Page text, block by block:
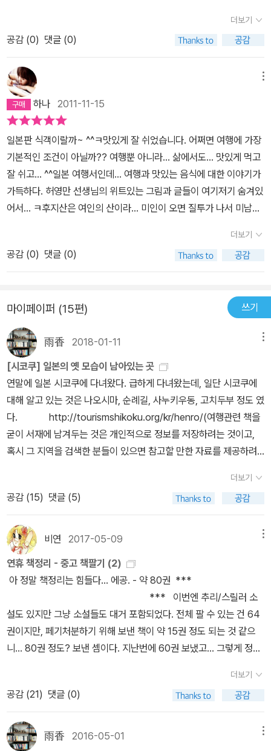
망 원했던 일본의 한 어촌 이야기가 배경이었다. 알고 보니 그곳 마을
이름이 '오바마'였던 것이다. 온천욕을 마치고 오바마 얼굴이 인쇄된
수건으로 젖은 발을 씻고 나온다고 한다. 하하하... 우리나라엔 각하
이름을 딴 온천 어디 없을까? 그분께 헌신하는 마음으로 발을 닦아드
릴 수 있는데 말이다. 고야산의 본당은 1200년 전부터 짓기 시작했
다는데, 80년 걸려 지은 건물이 50년 지나서 벼락으로 소실되었고,
다시 짓는데 100년이 걸렸는데 50년 후 또 벼락을 맞았다고 한다.
그렇게 재건에 재건을 7번 거듭.... 세상에... 허영만 샘 반응처럼 정말
신앙심이 부족했나??? 마쓰야마 성은 17세기 초에 세워졌는데, 천수
각을 비롯한 21채의 건물이 중요문화재로 지정되어 있다고 한다. 단
한 번도 전쟁이 일어나지 않아 보존 상태가 전국에서 으뜸인데, 안타
깝게도 천수각은 낙뢰로 소실됐다가 1854년에 재건됐다고... 이래저
처럼 보이지만 속에 든 것은 참치다. 사진이 광택이 없어서 대체로 미
른쪽 기다란 그림은 삼나무를 그린 것인데 그림에서 빛이 났다! 유머
감각을 동원한 그림이 아니라 화가처럼 그렸다. 삼나무가 얼마나 곧
고 큰 나무인지 실감이 났다. 만화가 신일숙의 '정령을 믿으십니
까?'도 살짝 떠올랐다. 수령 7200년을 자랑하는 삼나무도 있다고 하
니 정령이 살고 있다고 해도 그럴싸 하지 않을까. 해산물을 좋아하
지 않고 회를 먹지 않는 나로서는 초밥도 즐기는 편이 아니다. 게 중에
먹는 거라면 날치알초밥 정도? 그래서 초밥을 먹는 고수의 방법 따위
는 그닥 관심이 없지만, 그래도 재밌어서 한 컷 찍어봤다. 초밥의 달인
등장이요! 남녀혼탕에 대한 우리의 관심은 각별하다. 잘못 알려진 사
실도 많고, 일본 내에서도 변화가 있었기에 혼란은 더 컸을 것이다. 친
치 야외에 나가 있는 느낌을 준 게 좋아보였다. 난데없이 안압지가 떠
오르지 뭔가. 마지막 그림은 허걱 했던 장면이다. 저 한 칸에 무려 4
명이 앉는다니, 내 보기엔 혼자 앉으면 딱 좋을 크기구만! 무릎 꿇고
앉아야만 넷이 앉을 수 있겠다. 아, 생각만 해도 아찔하다. 무릎 꿇고
앉는 것에 익숙한 일본 사람들의 다리 체형에는 특별한 무언가가 없
을까? 혹시 안짱다리가 그래서 생기는 것일까? 문득 궁금해졌다.
돛을 활짝 펴고 바람을 맞으며 달리는 배가 근사해 보였다. 주름이 가
득한 것이 여인의 치마 자락같기도 했다. 일본인의 성이 메이지유신
이후에 생겼다는 것은 꽤 충격이었다. 같은 동아시아 문화권이기에
우리처럼 오래 되었을 거라고 여겼는데 말이다. 몇몇 정보들도 신선
했다. 낫토는 스님들의 단백질 공급원으로, 절의 부엌인 낫쇼(納所)
식 변형이다. -141쪽도미는 참치와 장어를 제치고 일본 사람들이 가
여겨 귀족이나 사무라이 등이 즐겨 먹었던 것에 영향을 받은 탓이다.
입 체리값이 떨어져서, 삼겹살 가격이 떨어져서 우리의 지갑이 두툼
하게 되어지는 것은 절대 아니다. 수출대국이라는 프레임 속에, 영혼
마저 팔아버릴 기세로, 고향을 팔 수는 없다. 5천년의 역사가 숨쉬었
던 땅, 그리고 4천만이 밟고 있는 땅우리는 이 땅이 키워온 지난 가치
들을 너무 무시하고 있지만은아닌가? 일본을 여행하며, 작가가 만났
던 수많은 사람들 그리고 자연그것은 선진국의 의미가 비단, 화폐구
매력이 아닌, 문화의 수준그리고 자긍심이 척도라는 것을 다시 한번
일깨워 주었다. 사랑합니다. 대한민국!
까 싶다. 소개된 지방은 총 13곳이지만 책은 11장으로 구성되어 있다.
1장 번잡한 마음을 씻어보내는 치유온천 아키타 2장 옛것 그대로 시
간이 멈춘 료칸에서의 하룻밤 시즈오카 3장 불편도 즐기게 되는
곳 아오모리 4장 자연의 거대하고 신비로운 힘이 펼쳐지는 곳 가고시
마 5장 하얀 연기가 모락모락 솟아오르는 지옥 순례 오이타·기타큐
슈 6장 음과 양의 조화 속에서 이바라키 7장 이슬과 하늘, 바람과 음
률이 한데 어울린 노천온천 나가사키 8장 창문을 열면 낭만과 운치가
가득한 곳 오카야마·시마네·돗토리 9장 봇짱과 센과 치히로와 함께
순례길에 오르다 에히메 10장 마음으로 먹고 온몸으로 고독을 즐기
다 와카야마 11장 이방인들을 설레게 하는 미소라멘과 삿포로 맥
주 훗카이도테마는 온천과 휴식이다. 지역별로 온천, 볼거리, 먹을거
리 세 파트로 구성되어있는데 핵심은 아무래도 온천이다. 먹을거리는
식당보다 음식을 위주로 정보를 제공하고 있으며 볼거리 부분은 다른
여행서적들과 달리 압축적으로 저자인 허영만화백과 이호준 작가가
는 사람이라면 한번쯤 읽어볼만하다. 여행서적의 핵심은 뽐뿌다.1. 번
잡한 마음을 씻어보내는 치유온천 아키타 : 겨울이면 강추위와 폭설
이 잦아 따뜻한 국물이 제격인 나베요리의 천국. 온천 후에 김이 솔솔
올라오는 국물 한 숟가락을 입에 떠 넣으면 이보다 행복할 수 없다. 특
히 봄날, 눈처럼 흩날리는 무사마을의 벚꽃은 영화 속 한 장면처럼 아
름답다. 2. 옛것 그대로 시간이 멈춘 료칸에서의 하룻밤 시즈오카 : 이
곳은 축복받은 땅이다. 일본인들이 영산(靈山)으로 숭배하는 후지산
이 있고, 그들에게 가장 친숙한 음료인 녹차의 최대 생산지이다. 여기
에 장어와 와사비, 오뎅 등 먹거리 또한 풍부하다. 일본의 알짜배기가
모두 몰려 있다고 해도 과언이 아니다. 3. 불편도 즐기게 되는 곳 아오
어선 땅으로 명산과 숲이 많다. 10월 말에는 단풍이 절경을 이룬다.
희소성과 더불어 냉장 참치의 환상적인 맛을 자랑하는 오오마 참치,
가리비로 만든 회, 무침, 튀김, 내장 요리는 아오모리를 찾은 사람들의
입맛을 사로잡기에 충분하다.4. 자연의 거대하고 신비로운 힘이 펼쳐
지는 곳 가고시마 : 가고시마 소주 앞에서는 사케도 힘을 쓰지 못한다.
110여 개의 양조장에서 내놓는 다양한 소주들은 애주가들의 눈과 입
을 즐겁게 한다. 가고시마 흑돼지는 연하고 찰진 식감이 최상급 소고
기도 부럽지 않아 이곳에서는 돈가스보다 샤브샤브로 즐겨먹는다. 5.
하얀 연기가 모락모락 솟아오르는 지옥 순례 오이타·기타큐슈 : 대규
모 온천지대 벳푸는 하얀 연기가 쉬지 않고 뿜어나온다. 시골에서 저
녁밥을 지을 때 나오는 꿀뚝 연기 같다. 오븐 카레의 진수를 보여주는
야키카레, 160여 개의 점포들이 미로 같은 골목을 따라 옹기종기 모
여 있는 탄가 시장의 반찬은 소소한 즐거움을 느낄 수 있게 해준다. 6.
들, 그리고 바다가 어우러지는 정자, 태평양이 한눈에 내려다 보이는
전망대와 노천온탕의 풍경은 압도적이다. 못생겨도 맛이 좋은 일본
더보기
공감 (0) 댓글 (0)
하나 2011-11-15
일본판 식객이랄까~ ^^ㅋ맛있게 잘 쉬었습니다. 어쩌면 여행에 가장
기본적인 조건이 아닐까?? 여행뿐 아니라... 삶에서도... 맛있게 먹고
잘 쉬고... ^^일본 여행서인데... 여행과 맛있는 음식에 대한 이야기가
가득하다. 허영만 선생님의 위트있는 그림과 글들이 여기저기 숨겨있
어서... ㅋ후지산은 여인의 산이라... 미인이 오면 질투가 나서 미남이
이군... 이런... ㅋ 식객을 쓰신 작가답게 음식에 대한 이야기와... 사람
살아가는 이야기가... 너무 즐겁게 펼쳐져 있어 허영만 선생님이 소개
하신 곳이라면 다 가고 싶어지는... 무서운 책일지도... ㅋ일본사람들
예전에 읽은 일본열광에서 김정운씨는 일본음식의 적은양과 비싼 가
격에 분개(?)하며... 너 정말 잘 먹었다고 생각하냐??? 동료들에게
물어본적이 있다고 하실 정도로... 일본 음식은 입보다는 눈으로 먹는
거라고 생각했는데... ごちそうさまでした란... 음식을 잘 먹었다는
뜻에... 음식을 준비한 당신의 정성에 감사하는 마음도 표현하는 말이
라... 생각해... 정성쪽에 더 주안을 둔 인사야... 라고 나름 생각했는
데... 이 책에서 사진으로... 혹은 허영만선생님의 특유의 그림으로 소
개된 음식들을 보면... 일본음식 특유의 미학뿐 아니라... 다 양이 많이
보이는 이유는 뭐지... ㅋ
더보기
공감 (0) 댓글 (0)
마이페이퍼 (15편) 쓰기
雨香 2018-01-11
[시코쿠] 일본의 옛 모습이 남아있는 곳
연말에 일본 시코쿠에 다녀왔다. 급하게 다녀왔는데, 일단 시코쿠에
대해 알고 있는 것은 나오시마, 순례길, 사누키우동, 고치두부 정도 였
다. http://tourismshikoku.org/kr/henro/(여행관련 책을
굳이 서재에 남겨두는 것은 개인적으로 정보를 저장하려는 것이고,
혹시 그 지역을 검색한 분들이 있으면 참고할 만한 자료를 제공하려
에 대한 많은 정보가 있다. 국내에서 시코쿠로 가는 항공편도 마쓰야
마공항과 다카마츠 공항 두군데이고,블로그를 보니 꽤 많은 사람들이
찾는 곳이다. 그런데도 시코쿠만 다룬 여행책은 단 두 권 밖에 없었
다. 자유여행에 렌트카로 움직였기 때문에 지도 정보가 중요한데, 두
책 모두 그런 점에서는 아쉽다. 게다가 여유가 없어 준비를 못했는데,
두 책 모두 아쉬움이 있다. 일정의 절반을 마쓰야마에서 보냈으니, <
내일은 시코쿠>라는 책이 필요했다. 여행책을 한권은 들고 다녀야 하
는 습관 때문에 아쉽지만 <내일은 시코쿠>를 들고 갔고, 그 책에 거
론된 곳들을 돌아다녔다. <내일은 시코쿠>는 작은 판형이긴 하나, <
3days in 다카마츠>에 비해서는 두께가 좀 있는 편이다. 주요 Spot
중심으로 설명을 하는데, 보통 여행책들 보다 보기는 편하나, 정보가
많지는 않다. 시코쿠가 유명해진 것은 도보여행가 김남희의 책 때
문이다. 산티아고 말고도 순례길이 가까운 곳에 있던 것이다. 시코쿠
라 4개 현에 여기저기 흩어져 있는 88개의 사찰을 도는 순례코스다.
총 연장 1,400km로 도보로만 대략 40일이 걸리는 고통과 인내의
더보기
공감 (15) 댓글 (5)
비연 2017-05-09
연휴 책정리 - 중고 책팔기 (2)
아 정말 책정리는 힘들다... 에공. - 약 80권 ***
설도 있지만 그냥 소설들도 대거 포함되었다. 전체 팔 수 있는 건 64
권이지만, 페기처분하기 위해 보낸 책이 약 15권 정도 되는 것 같으
니... 80권 정도? 보낸 셈이다. 지난번에 60권 보냈고... 그렇게 정리
책장은 훤해졌다. 중고책 팔고 나면 예치금이 들어올 것이니 그걸로
또 보관함에 있는 책들을 구매... 아냐아냐. 잠시 참자. 참자. 노노노
노.... 이번 연휴는 뒹굴뒹굴 해파리 모드 + 책장 정리 모드 (이제 반
정도...ㅜㅜ) 였다. 어디 뚜렷이 간 곳도 없이... 여주 하루 다녀왔고 영
더보기
공감 (21) 댓글 (0)
雨香 2016-05-01